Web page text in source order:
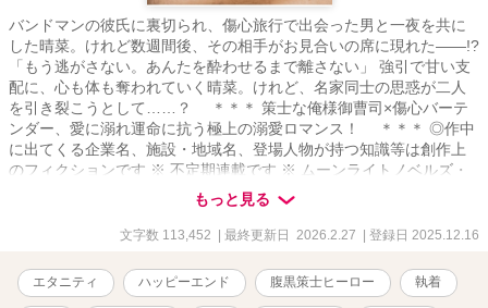
バンドマンの彼氏に裏切られ、傷心旅行で出会った男と一夜を共に
した晴菜。けれど数週間後、その相手がお見合いの席に現れた――!?
「もう逃がさない。あんたを酔わせるまで離さない」 強引で甘い支
配に、心も体も奪われていく晴菜。けれど、名家同士の思惑が二人
を引き裂こうとして……？ ＊＊＊ 策士な俺様御曹司×傷心バーテ
ンダー、愛に溺れ運命に抗う極上の溺愛ロマンス！ ＊＊＊ ◎作中
に出てくる企業名、施設・地域名、登場人物が持つ知識等は創作上
のフィクションです ※ 不定期連載です ※ ムーンライトノベルズ・
ベリーズカフェにも掲載しています ※ 表紙は装丁カフェ様にて作成
もっと見る
文字数 113,452 | 最終更新日 2026.2.27 | 登録日 2025.12.16
エタニティ ハッピーエンド 腹黒策士ヒーロー 執着